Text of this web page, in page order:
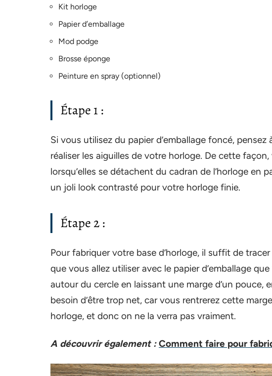
Kit horloge
Papier d’emballage
Mod podge
Brosse éponge
Peinture en spray (optionnel)
Étape 1 :
Si vous utilisez du papier d’emballage foncé,
réaliser les aiguilles de votre horloge. De cette
lorsqu’elles se détachent du cadran de l’horloge en
un joli look contrasté pour votre horloge finie.
Étape 2 :
Pour fabriquer votre base d’horloge, il suffit de
que vous allez utiliser avec le papier d’emballage
autour du cercle en laissant une marge d’un pouce,
besoin d’être trop net, car vous rentrerez cette
horloge, et donc on ne la verra pas vraiment.
A découvrir également : Comment faire pour